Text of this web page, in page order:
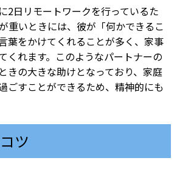
2日リモートワークを行っているた
重いときには、彼が「何かできるこ
葉をかけてくれることが多く、家事
くれます。このようなパートナーの
きの大きな助けとなっており、家庭
ごすことができるため、精神的にも
ツ